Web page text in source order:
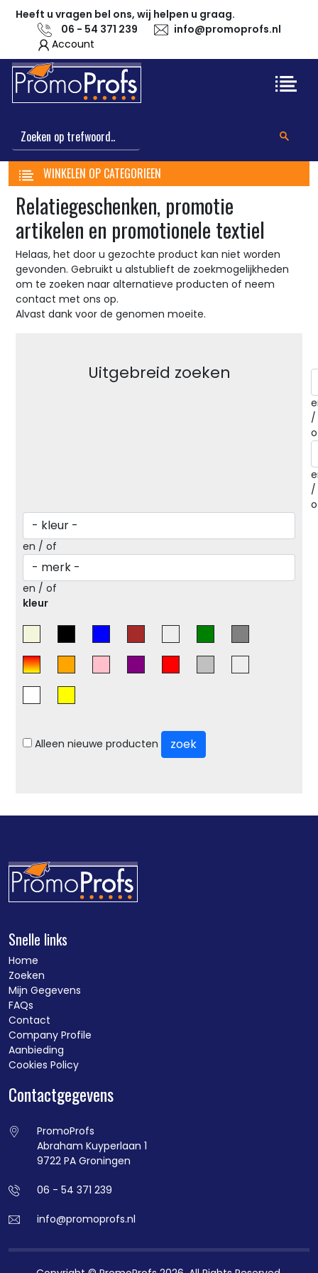
Heeft u vragen bel ons, wij helpen u graag.
06 - 54 371 239
info@promoprofs.nl
Account
WINKELEN OP CATEGORIEEN
Relatiegeschenken, promotie
artikelen en promotionele textiel
Helaas, het door u gezochte product kan niet worden
gevonden. Gebruikt u alstublieft de zoekmogelijkheden
om te zoeken naar alternatieve producten of neem
contact met ons op.
Alvast dank voor de genomen moeite.
Uitgebreid zoeken
/
/
en / of
en / of
kleur
Alleen nieuwe producten zoek
Snelle links
Home
Zoeken
Mijn Gegevens
FAQs
Contact
Company Profile
Aanbieding
Cookies Policy
Contactgegevens
PromoProfs
Abraham Kuyperlaan 1
9722 PA Groningen
06 - 54 371 239
info@promoprofs.nl